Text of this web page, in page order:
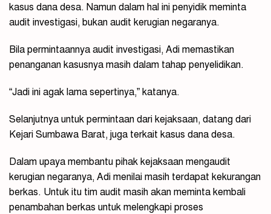
kasus dana desa. Namun dalam hal ini penyidik meminta
audit investigasi, bukan audit kerugian negaranya.
Bila permintaannya audit investigasi, Adi memastikan
penanganan kasusnya masih dalam tahap penyelidikan.
“Jadi ini agak lama sepertinya,” katanya.
Selanjutnya untuk permintaan dari kejaksaan, datang dari
Kejari Sumbawa Barat, juga terkait kasus dana desa.
Dalam upaya membantu pihak kejaksaan mengaudit
kerugian negaranya, Adi menilai masih terdapat kekurangan
berkas. Untuk itu tim audit masih akan meminta kembali
penambahan berkas untuk melengkapi proses